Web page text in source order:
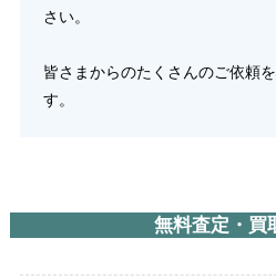
さい。
皆さまからのたくさんのご依頼
す。
無料査定・買